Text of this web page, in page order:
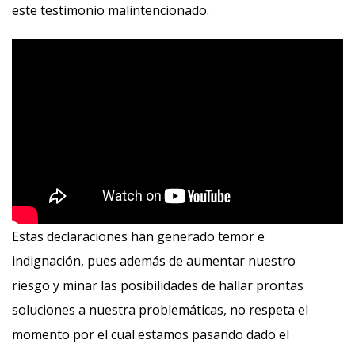
este testimonio malintencionado.
Estas declaraciones han generado temor e
indignación, pues además de aumentar nuestro
riesgo y minar las posibilidades de hallar prontas
soluciones a nuestra problemáticas, no respeta el
momento por el cual estamos pasando dado el